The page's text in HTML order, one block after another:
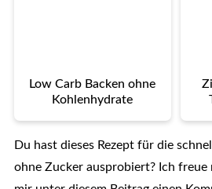
Low Carb Backen ohne
Kohlenhydrate
Du hast dieses Rezept für die
ohne Zucker ausprobiert? Ich freue